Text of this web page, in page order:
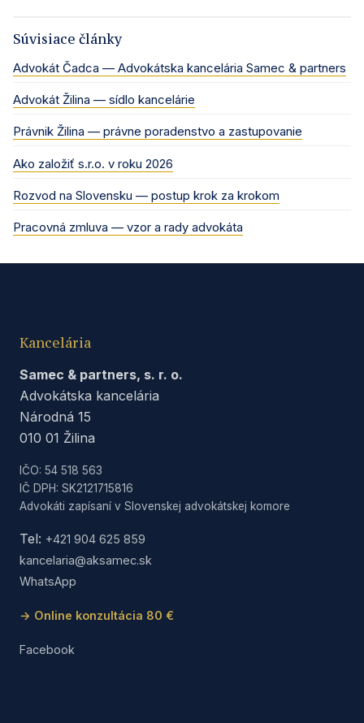
Súvisiace články
Advokát Čadca — Advokátska kancelária Samec & partners
Advokát Žilina — sídlo kancelárie
Právnik Žilina — právne poradenstvo a zastupovanie
Ako založiť s.r.o. v roku 2026
Rozvod na Slovensku — postup krok za krokom
Pracovná zmluva — vzor a rady advokáta
Kancelária
Samec & partners, s. r. o.
Advokátska kancelária
Národná 15
010 01 Žilina
IČO: 54 518 563
IČ DPH: SK2121715816
Advokáti zapísaní v Slovenskej advokátskej komore
Tel: +421 904 625 859
kancelaria@aksamec.sk
WhatsApp
→ Online konzultácia 80 €
Facebook